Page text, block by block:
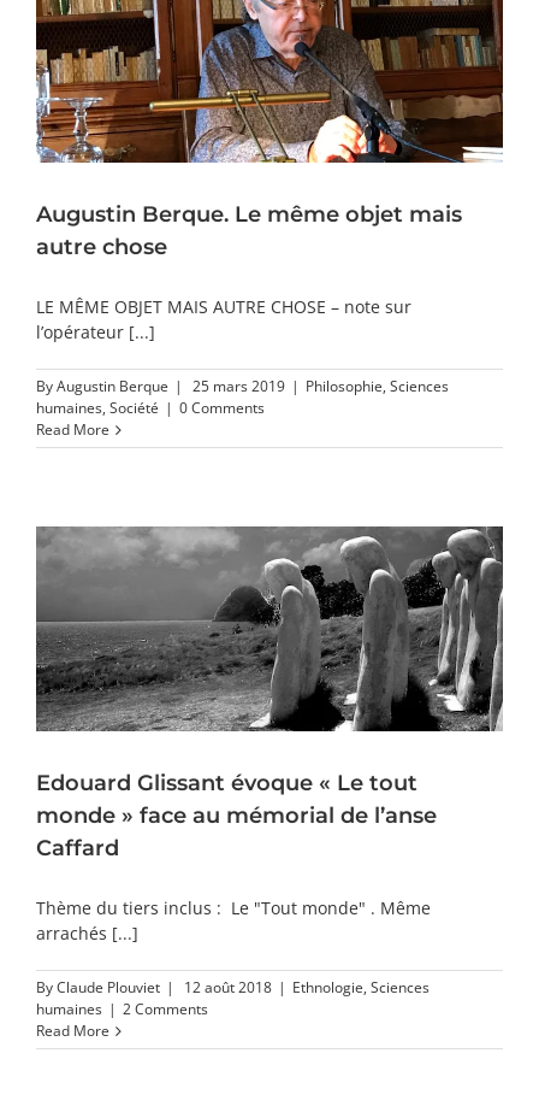
Augustin Berque. Le même objet mais
autre chose
LE MÊME OBJET MAIS AUTRE CHOSE – note sur
l’opérateur [...]
ByAugustin Berque | 25 mars 2019 | Philosophie, Sciences
humaines, Société | 0 Comments
Read More
Edouard Glissant évoque « Le tout
monde » face au mémorial de l’anse
Caffard
Thème du tiers inclus : Le "Tout monde" . Même
arrachés [...]
ByClaude Plouviet | 12 août 2018 | Ethnologie, Sciences
humaines | 2 Comments
Read More